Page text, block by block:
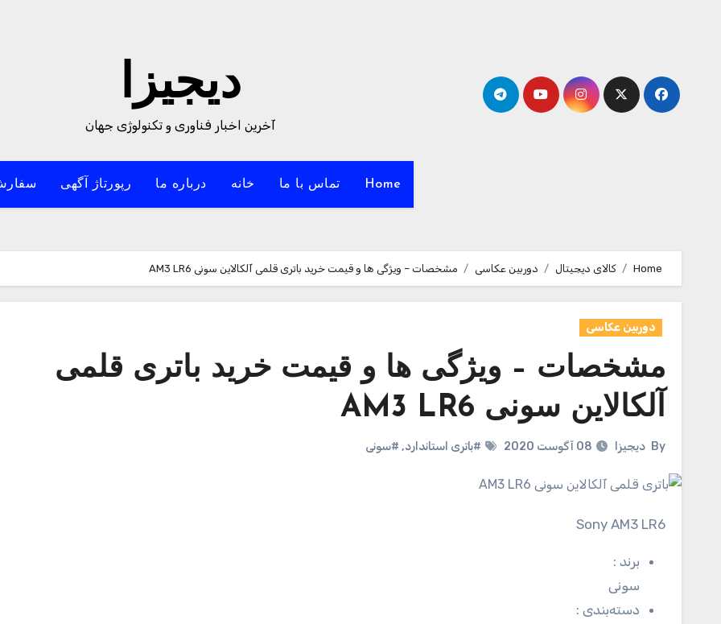
دیجیزا
آخرین اخبار فناوری و تکنولوژی جهان
Home تماس با ما خانه درباره ما رپورتاژ آگهی
Home کالای دیجیتال دوربین عکاسی مشخصات – ویژگی ها و قیمت خرید باتری قلمی آلکالاین سونی AM3 LR6
دوربین عکاسی
مشخصات – ویژگی ها و قیمت خرید باتری قلمی
آلکالاین سونی AM3 LR6
By دیجیزا 08 آگوست 2020 #باتری استاندارد, #سونی
Sony AM3 LR6
برند :
سونی
دسته‌بندی :